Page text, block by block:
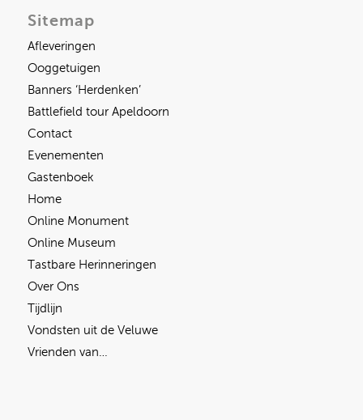
Sitemap
Afleveringen
Ooggetuigen
Banners ‘Herdenken’
Battlefield tour Apeldoorn
Contact
Evenementen
Gastenboek
Home
Online Monument
Online Museum
Tastbare Herinneringen
Over Ons
Tijdlijn
Vondsten uit de Veluwe
Vrienden van…